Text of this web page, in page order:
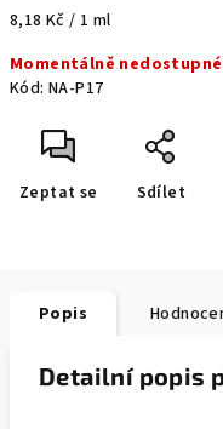
Měrná
8,18 Kč / 1 ml
Momentálně nedostupné
Kód: NA-P17
Zeptat se Sdílet
Popis
Detailní popis